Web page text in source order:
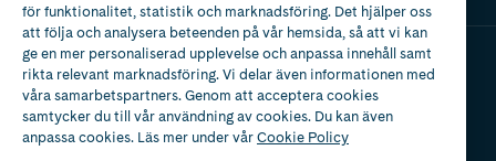
Apotek med tillstånd
av Läkemedelsverket
för funktionalitet, statistik och marknadsföring. Det hjälper oss
att följa och analysera beteenden på vår hemsida, så att vi kan
ge en mer personaliserad upplevelse och anpassa innehåll samt
rikta relevant marknadsföring. Vi delar även informationen med
våra samarbetspartners. Genom att acceptera cookies
samtycker du till vår användning av cookies. Du kan även
anpassa cookies. Läs mer under vårCookie Policy